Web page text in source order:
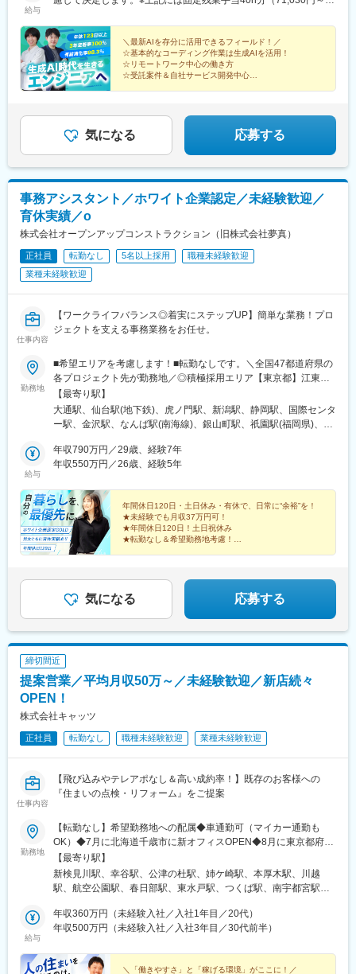
駅、みらい平駅、竜ケ崎駅、研究学園駅、玖村駅、井口駅(広島
県)、比治山下駅、矢野駅、向洋駅、岡山駅前駅、三菱自工前駅、
城下駅(岡山県)、栄駅(岡山県)、清輝橋駅、津駅、南四日市駅、島
ケ原駅、明野駅、新鵜沼駅、小泉駅、多治見駅、上呂駅、南草津
駅、手原駅、栗東駅、上所駅、白山駅(新潟県)、高崎駅、境町駅、
(福島県)、郡山富田駅、てだこ浦西駅、美栄橋駅、壺川駅、安里
駅、都通駅、栗野駅、真幸駅、水前寺駅、藤崎宮前駅、河原町駅
(熊本県)、厚東駅、梶栗郷台地駅、岩国駅、磯鶏駅、青笹駅、金ケ
駅、旭橋駅、住吉駅(東京都)、表参道駅、恵比寿駅、代々木八幡
駅、原宿駅、参宮橋駅、西早稲田駅、麹町駅、東新宿駅、新宿
駅、二重橋前駅、秋葉原駅、上野駅、鶯谷駅、京急蒲田駅、宝町
新橋駅、下神明駅、新馬場駅、反町駅、鶴見駅、六郷土手駅、高
島町駅、桜木町駅、阪東橋駅、上星川駅、二子新地駅、横須賀
波駅、大阪城公園駅、京橋駅(大阪府)、四ツ橋駅、玉造駅、日本橋
駅(大阪府)、なにわ橋駅、肥後橋駅、阿波座駅、名古屋城駅、大須
社駅、神戸駅(兵庫県)、神戸三宮駅(阪急・神戸高速)、元町駅(兵庫
県)、西元町駅、三宮駅(神戸新交通)、南公園駅、医療センター
駅、三宮・花時計前駅、岩屋駅(兵庫県)、西鉄福岡駅、小倉駅(福
岡県)、東比恵駅、大野城駅、春日駅(福岡県)、薬院駅、新札幌
駅、すすきの駅、西８丁目駅、西線６条駅、あおば通駅、比治山
橋駅、西川緑道公園駅、県庁通り駅、岡山駅、弥生駅、東中央町
駅、犬山遊園駅、南高崎駅、宇都宮駅東口駅、清原地区市民セン
ター前駅、牧志駅、中洲通駅、通町筋駅、慶徳校前駅、幡ケ谷
胡町駅、代々木公園駅、代々木駅、新宿駅(東京メトロ)、西新宿五
丁目駅、大手町駅(東京都)、日比谷駅、馬喰町駅、京成上野駅、汐
留駅、東日本橋駅、中野富士見町駅、不動前駅、品川駅、国道
駅、平沼橋駅、日本大通り駅、黄金町駅、横須賀中央駅、市川真
間駅、新千葉駅、与野駅、宮原駅、大江橋駅、三条駅(京都府)、常
県)、西小倉駅、旦過駅、狸小路駅、西線９条旭山公園通駅、勾当
台公園駅、柳川駅、常盤駅(岡山県)、大雲寺前駅、鵜沼駅、宇都宮
駅、鹿児島中央駅、水道町駅、下板橋駅
駅、梅島駅、京成立石駅、新小岩駅、昭島駅、東秋留駅、若葉台
丘駅、調布駅、田無駅、西八王子駅、羽村駅、東久留米駅、久米
川駅、上北台駅、日野駅(東京都)、府中駅(東京都)、福生駅、町田
駅、武蔵境駅、馬車道駅、京急川崎駅、相模原駅、横須賀中央
駅、平塚駅、鎌倉駅、藤沢駅、風祭駅、北茅ケ崎駅、逗子・葉山
駅、三崎口駅、秦野駅、本厚木駅、鶴間駅、伊勢原駅、海老名駅
(総武線)、大神宮下駅、松戸駅、愛宕駅(千葉県)、京成臼井駅、京
成津田沼駅、柏駅、上総村上駅、流山駅、八千代緑が丘駅、我孫
駅、戸田駅(埼玉県)、入間市駅、朝霞駅、志木駅、和光市駅、新座
駅、桶川駅、久喜駅、北本駅、八潮駅、鶴瀬駅、三郷中央駅、蓮
田駅、若葉駅、幸手駅、一本松駅(埼玉県)、吉川駅、ふじみ野駅、
水戸駅、工機前駅、日立駅、中菅谷駅、東海駅、涸沼駅、大洗
駅、笠間駅、つくば駅、土浦駅、石岡駅、荒川沖駅、下総神崎
駅、牛久駅、竜ケ崎駅、みらい平駅、守谷駅、都島駅、野田阪神
駅、桜島駅、阿波座駅、朝潮橋駅、津守駅、大阪上本町駅、芦原
駅、三国駅(大阪府)、横堤駅、住ノ江駅、喜連瓜破駅、大阪梅田駅
(阪急線)、堺筋本町駅、堺駅、深井駅、石津川駅、栂・美木多駅、
駅、茨木駅、高槻駅、島本駅、吹田駅(阪急線)、摂津駅、宮之阪
駅、交野市駅、寝屋川市駅、土居駅(大阪府)、古川橋駅、住道駅、
荒本駅、近鉄八尾駅、安堂駅、和泉府中駅、高石駅、中埠頭駅、
立花駅、西宮駅、芦屋駅(阪神線)、伊丹駅(阪急線)、逆瀬川駅、川
西能勢口駅、二条駅、貴船口駅、今出川駅、鞍馬駅、祇園四条
野駅(京都府)、洛西口駅、宇治駅(奈良線)、亀岡駅、城陽駅、東向
日駅、池下駅、車道駅、清水駅(愛知県)、本陣駅、矢場町駅、いり
笠寺駅、大森・金城学院前駅、左京山駅、上社駅、植田駅(名古屋
市営)、東岡崎駅、尾張一宮駅、瀬戸市役所前駅、春日井駅(中央本
線)、津島駅、刈谷駅、豊田市駅、安城駅、犬山駅、江南駅(愛知
県)、国府宮駅、井川駅、安倍川駅、由比駅、浜松駅、相月駅、沼
津駅、来宮駅、源道寺駅、伊東駅、吉原本町駅、磐田駅、焼津
県)、九大学研都市駅、盛岡駅、滝沢駅、松尾八幡平駅、雫石駅、
山形駅、かみのやま温泉駅、天童駅、神町駅、羽前山辺駅、寒河
江駅、新潟駅、佐々木駅、新発田駅、水原駅、五泉駅、南吉田
駅、田上駅(新潟県)、高崎駅、前橋駅、渋川駅、八木原駅、安中
駅、群馬藤岡駅、東富岡駅、上州福島駅、伊勢崎駅、新町駅(群馬
県)、桐生駅、岩宿駅、太田駅(群馬県)、館林駅、西小泉駅、旭川
駅、大谷地駅、新札幌駅、大通駅、西１５丁目駅、桑園駅、すす
きの駅、さっぽろ駅、元町駅(北海道)、新広駅、広島駅、巣鴨新田
駅、神泉駅、新宿西口駅、東池袋駅、北品川駅、下神明駅、明治
神宮前駅、赤羽橋駅、京成上野駅、浅草駅、祐天寺駅、蒲田駅、
上町駅、阿佐ケ谷駅、王子駅前駅、荒川区役所前駅、下板橋駅、
京王多摩川駅、東村山駅、府中本町駅、牛浜駅、川崎駅、和田塚
(千葉県)、初富駅、野江内代駅、海老江駅、西長堀駅、谷町九丁目
駅、ＪＲ難波駅、新深江駅、千林駅、松虫駅、住吉東駅、今川駅
府)、枚方市駅、太子橋今市駅、門真市駅、長田駅(大阪府)、柏原
南口駅、伽羅橋駅、南公園駅、西宮駅(ＪＲ線)、川西池田駅、二条
城前駅、観月橋駅、寺田駅(京都府)、覚王山駅、尼ケ坂駅、亀島
駅、栄駅(愛知県)、川名駅、瑞穂運動場西駅、西高蔵駅、本笠寺
駅、本郷駅(愛知県)、原駅(愛知県)、名鉄一宮駅、瀬戸市駅、新豊
央前橋駅、上州富岡駅、西桐生駅、ひばりが丘駅(北海道)、西４丁
目駅、西１１丁目駅、狸小路駅、札幌駅、高輪台駅、御成門駅、
前駅、板橋区役所前駅、分倍河原駅、関内駅、県庁前駅(千葉県)、
給与
＼最新AIを存分に活用できるフィールド！／
☆基本的なコーディング作業は生成AIを活用！
☆リモートワーク中心の働き方
☆受託案件＆自社サービス開発中心
気になる 応募する
事務アシスタント／ホワイト企業認定／未経験歓迎／
育休実績／o
株式会社オープンアップコンストラクション（旧株式会社夢真）
正社員 転勤なし 5名以上採用
職種未経験歓迎
業種未経験歓迎
仕事内容
【ワークライフバランス◎着実にステップUP】簡単な業務！プロ
ジェクトを支える事務業務をお任せ。
勤務地
■希望エリアを考慮します！■転勤なしです。＼全国47都道府県の
各プロジェクト先が勤務地／◎積極採用エリア【東京都】江東
区、渋谷区、新宿区、大田区、調布市、八王子市【神奈川県】横
浜市、川崎市、横須賀市【埼玉県】さいたま市、川口市【千葉
県】千葉市、船橋市★U・Iターン歓迎★車通勤OK（配属先によ
地もあり）★「転勤なし」を選択の際は条件などが多少変動いた
します。面接の際にご質問ください。◎本社東京都港区◎営業所
屋市大阪府大阪市広島県広島市福岡県福岡市沖縄県那覇市
【最寄り駅】
大通駅、仙台駅(地下鉄)、虎ノ門駅、新潟駅、静岡駅、国際センタ
ー駅、金沢駅、なんば駅(南海線)、銀山町駅、祇園駅(福岡県)、県
駅、代官山駅、代々木上原駅、明治神宮前駅、南新宿駅、高田馬
場駅、四ツ谷駅、新宿三丁目駅、新宿西口駅、初台駅、西新宿
町駅(東京都)、入谷駅(東京都)、蒲田駅、梅屋敷駅(東京都)、京橋
駅(東京都)、勝どき駅、八丁堀駅(東京都)、市場前駅、築地市場
駅、日本橋駅(東京都)、東陽町駅、水天宮前駅、浜町駅、内幸町
駅、新中野駅、大井町駅、五反田駅、立会川駅、大崎広小路駅、
大崎駅、北品川駅、三ツ沢下町駅、大船駅、馬車道駅、京急鶴見
台駅、横浜駅、新高島駅、関内駅、生麦駅、伊勢佐木長者町駅、
和田町駅、鷺沼駅、川崎駅、高津駅(神奈川県)、よみうりランドス
駅、大森台駅、蘇我駅、本千葉駅、葭川公園駅、浜野駅、京成船
橋駅、新船橋駅、公津の杜駅、柏駅、船橋駅、印旛日本医大駅、
印西牧の原駅、鉄道博物館駅、さいたま新都心駅、川口駅、北大
宮駅、大宮駅(埼玉県)、東大宮駅、与野本町駅、南与野駅、北本
駅、和光市駅、浦和駅、今羽駅、東宮原駅、大阪上本町駅、本町
斎橋駅、森ノ宮駅、長堀橋駅、近鉄日本橋駅、北浜駅(大阪府)、淀
伏見駅(愛知県)、丸の内駅(愛知県)、栄駅(愛知県)、刈谷市駅、定
光寺駅、高蔵寺駅、春日井駅(中央本線)、中部国際空港駅(鉄道)、
勢田駅、同志社前駅、太秦広隆寺駅、四条駅(京都市営)、ハーバー
ランド駅、三宮駅(神戸市営)、県庁前駅(兵庫県)、大倉山駅(兵庫
県)、三ノ宮駅、市民広場駅、計算科学センター駅、貿易センター
駅、灘駅、天神南駅、天神駅、平和通駅、博多駅、白木原駅、春
日原駅、渡辺通駅、恵庭駅、新さっぽろ駅、西１１丁目駅、バス
駅、西１５丁目駅、泉中央駅、古川駅、中野栄駅、広瀬通駅、岩
切駅、上島駅、高塚駅、遠州小松駅、日吉町駅、曳馬駅、積志
県)、比治山下駅、矢野駅、向洋駅、岡山駅前駅、三菱自工前駅、
城下駅(岡山県)、栄駅(岡山県)、清輝橋駅、津駅、南四日市駅、島
給与
年収790万円／29歳、経験7年
年収550万円／26歳、経験5年
年間休日120日・土日休み・有休で、日常に“余裕”を！
★未経験でも月収37万円可！
★年間休日120日！土日祝休み
★転勤なし＆希望勤務地考慮！
★ホワイト企業認定ゴールド獲得
気になる 応募する
締切間近
提案営業／平均月収50万～／未経験歓迎／新店続々
OPEN！
株式会社キャッツ
正社員 転勤なし 職種未経験歓迎 業種未経験歓迎
仕事内容
【飛び込みやテレアポなし＆高い成約率！】既存のお客様への
『住まいの点検・リフォーム』をご提案
勤務地
【転勤なし】希望勤務地への配属◆車通勤可（マイカー通勤も
OK）◆7月に北海道千歳市に新オフィスOPEN◆8月に東京都府中
市に新オフィスOPEN◆仙台オフィス採用強化中！■積極採用中＜
北海道・東北エリア＞千歳オフィス・八戸オフィス・盛岡オフィ
ス仙台オフィス※採用枠4名！積極採用中＜関東エリア＞千葉オフ
ス・府中オフィス※8月OPEN＜中部エリア＞名古屋オフィス・長
岡オフィス・長野オフィス■その他も募集中・札幌オフィス・秋田
オフィス・所沢オフィス・春日部オフィス・つくばオフィス・前
橋オフィス・静岡オフィス・金沢オフィス・甲府オフィス本社／
【最寄り駅】
新検見川駅、幸谷駅、公津の杜駅、姉ケ崎駅、本厚木駅、川越
駅、航空公園駅、春日部駅、東水戸駅、つくば駅、南宇都宮駅、
館本線)、長苗代駅、仙北町駅、小鶴新田駅、土崎駅、安積永盛
駅、長岡駅、府中駅(東京都)、千歳駅(北海道)、新松戸駅、府中競
給与
年収360万円（未経験入社／入社1年目／20代）
年収500万円（未経験入社／入社3年目／30代前半）
＼「働きやすさ」と「稼げる環境」がここに！／